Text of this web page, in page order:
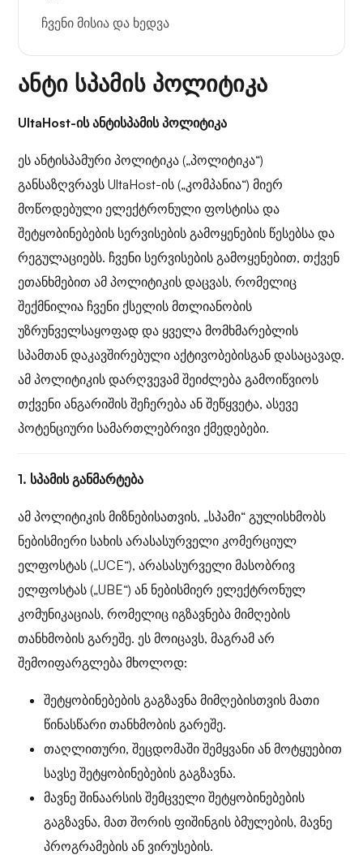
ჩვენი მისია და ხედვა
ანტი სპამის პოლიტიკა
UltaHost-ის ანტისპამის პოლიტიკა
ეს ანტისპამური პოლიტიკა („პოლიტიკა“)
განსაზღვრავს UltaHost-ის („კომპანია“) მიერ
მოწოდებული ელექტრონული ფოსტისა და
შეტყობინებების სერვისების გამოყენების წესებსა და
რეგულაციებს. ჩვენი სერვისების გამოყენებით, თქვენ
ეთანხმებით ამ პოლიტიკის დაცვას, რომელიც
შექმნილია ჩვენი ქსელის მთლიანობის
უზრუნველსაყოფად და ყველა მომხმარებლის
სპამთან დაკავშირებული აქტივობებისგან დასაცავად.
ამ პოლიტიკის დარღვევამ შეიძლება გამოიწვიოს
თქვენი ანგარიშის შეჩერება ან შეწყვეტა, ასევე
პოტენციური სამართლებრივი ქმედებები.
1. სპამის განმარტება
ამ პოლიტიკის მიზნებისათვის, „სპამი“ გულისხმობს
ნებისმიერი სახის არასასურველი კომერციულ
ელფოსტას („UCE“), არასასურველი მასობრივ
ელფოსტას („UBE“) ან ნებისმიერ ელექტრონულ
კომუნიკაციას, რომელიც იგზავნება მიმღების
თანხმობის გარეშე. ეს მოიცავს, მაგრამ არ
შემოიფარგლება მხოლოდ:
შეტყობინებების გაგზავნა მიმღებისთვის მათი
წინასწარი თანხმობის გარეშე.
თაღლითური, შეცდომაში შემყვანი ან მოტყუებით
სავსე შეტყობინებების გაგზავნა.
მავნე შინაარსის შემცველი შეტყობინებების
გაგზავნა, მათ შორის ფიშინგის ბმულების, მავნე
პროგრამების ან ვირუსების.